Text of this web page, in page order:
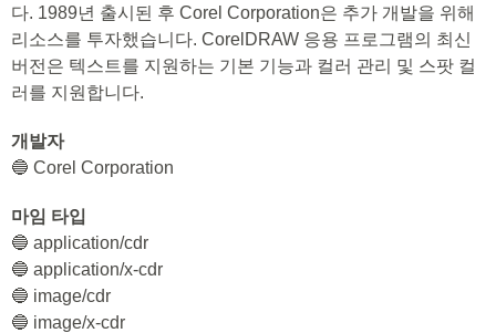
다. 1989년 출시된 후 Corel Corporation은 추가 개발을 위해
리소스를 투자했습니다. CorelDRAW 응용 프로그램의 최신
버전은 텍스트를 지원하는 기본 기능과 컬러 관리 및 스팟 컬
러를 지원합니다.
개발자
🔵 Corel Corporation
마임 타입
🔵 application/cdr
🔵 application/x-cdr
🔵 image/cdr
🔵 image/x-cdr